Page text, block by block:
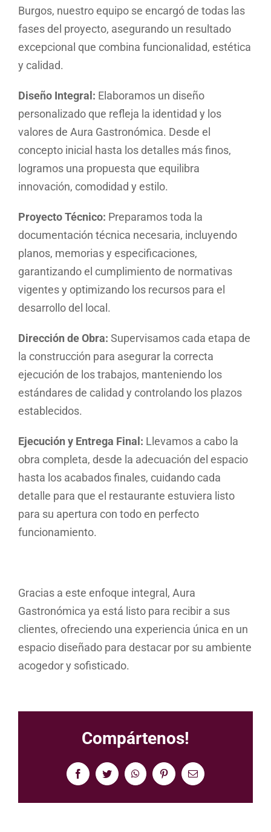
Burgos, nuestro equipo se encargó de todas las
fases del proyecto, asegurando un resultado
excepcional que combina funcionalidad, estética
y calidad.
Diseño Integral: Elaboramos un diseño
personalizado que refleja la identidad y los
valores de Aura Gastronómica. Desde el
concepto inicial hasta los detalles más finos,
logramos una propuesta que equilibra
innovación, comodidad y estilo.
Proyecto Técnico: Preparamos toda la
documentación técnica necesaria, incluyendo
planos, memorias y especificaciones,
garantizando el cumplimiento de normativas
vigentes y optimizando los recursos para el
desarrollo del local.
Dirección de Obra: Supervisamos cada etapa de
la construcción para asegurar la correcta
ejecución de los trabajos, manteniendo los
estándares de calidad y controlando los plazos
establecidos.
Ejecución y Entrega Final: Llevamos a cabo la
obra completa, desde la adecuación del espacio
hasta los acabados finales, cuidando cada
detalle para que el restaurante estuviera listo
para su apertura con todo en perfecto
funcionamiento.
Gracias a este enfoque integral, Aura
Gastronómica ya está listo para recibir a sus
clientes, ofreciendo una experiencia única en un
espacio diseñado para destacar por su ambiente
acogedor y sofisticado.
Compártenos!
FacebookTwitterWhatsAppPinterestCorreo
electrónico